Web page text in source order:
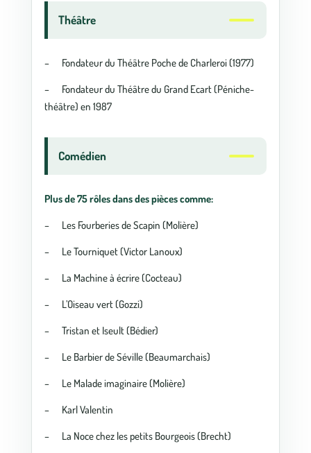
Théâtre
– Fondateur du Théâtre Poche de Charleroi (1977)
– Fondateur du Théâtre du Grand Ecart (Péniche-
théâtre) en 1987
Comédien
Plus de 75 rôles dans des pièces comme:
– Les Fourberies de Scapin (Molière)
– Le Tourniquet (Victor Lanoux)
– La Machine à écrire (Cocteau)
– L’Oiseau vert (Gozzi)
– Tristan et Iseult (Bédier)
– Le Barbier de Séville (Beaumarchais)
– Le Malade imaginaire (Molière)
– Karl Valentin
– La Noce chez les petits Bourgeois (Brecht)